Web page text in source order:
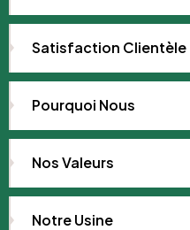
Satisfaction Clientèle
Pourquoi Nous
Nos Valeurs
Notre Usine